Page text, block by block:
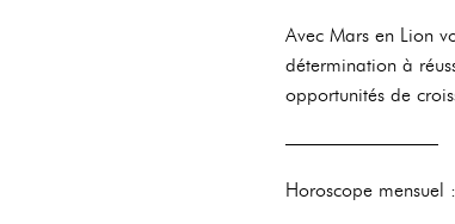
Avec Mars en Lion
détermination à
opportunités de
————————
Horoscope mensuel